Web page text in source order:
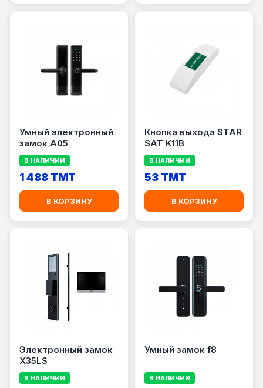
Умный электронный
замок A05
В НАЛИЧИИ
1 488 TMT
В КОРЗИНУ
Кнопка выхода STAR
SAT K11B
В НАЛИЧИИ
53 TMT
В КОРЗИНУ
Электронный замок
X35LS
В НАЛИЧИИ
Умный замок f8
В НАЛИЧИИ